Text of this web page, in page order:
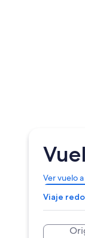
Ver vuelo
Se
abrirá
en
una
ventana
Viaje